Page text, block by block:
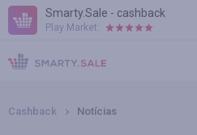
Smarty.Sale - cashback
Play Market:
AJUDA
TERMOS DE USO
Cashback Notícias